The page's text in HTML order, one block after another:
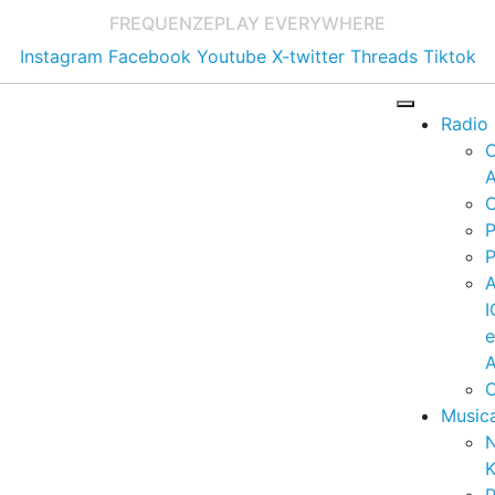
FREQUENZEPLAY EVERYWHERE
Instagram Facebook Youtube X-twitter Threads Tiktok
Radio
e